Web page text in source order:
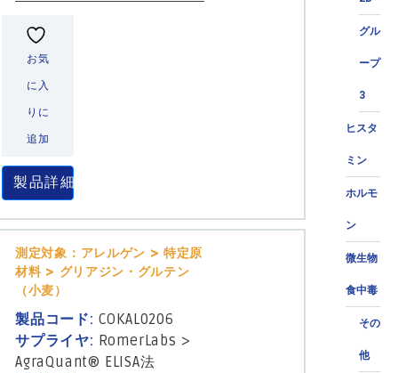
グル
ープ
3
ヒスタ
ミン
ホルモ
ン
微生物
食中毒
その
他
お気
に入
りに
追加
製品詳細
測定対象：アレルゲン > 特定原
材料 > グリアジン・グルテン
（小麦）
製品コード: COKAL0206
サプライヤ: RomerLabs >
AgraQuant® ELISA法